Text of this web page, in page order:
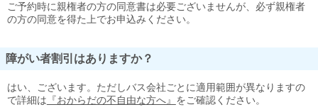
ご予約時に親権者の方の同意書は必要ございませんが、必ず親権者
の方の同意を得た上でお申込みください。
障がい者割引はありますか？
はい、ございます。ただしバス会社ごとに適用範囲が異なりますの
で詳細は 『おからだの不自由な方へ』 をご確認ください。